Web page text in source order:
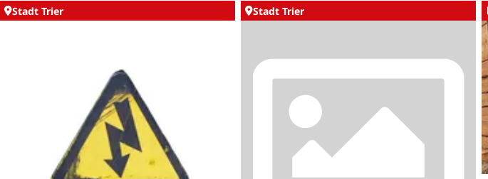
Stadt Trier
Stadt Trier